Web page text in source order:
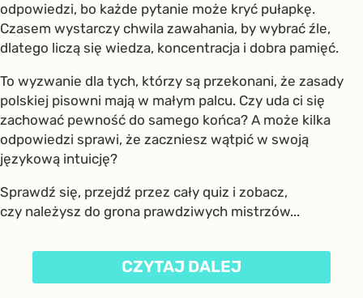
odpowiedzi, bo każde pytanie może kryć pułapkę.
Czasem wystarczy chwila zawahania, by wybrać źle,
dlatego liczą się wiedza, koncentracja i dobra pamięć.
To wyzwanie dla tych, którzy są przekonani, że zasady
polskiej pisowni mają w małym palcu. Czy uda ci się
zachować pewność do samego końca? A może kilka
odpowiedzi sprawi, że zaczniesz wątpić w swoją
językową intuicję?
Sprawdź się, przejdź przez cały quiz i zobacz,
czy należysz do grona prawdziwych mistrzów...
CZYTAJ DALEJ